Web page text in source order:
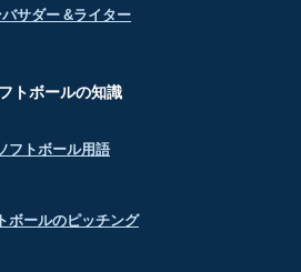
バサダー &ライター
トボールの知識
フトボール用語
ボールのピッチング